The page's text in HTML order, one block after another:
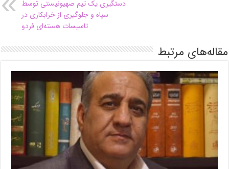
دستگیری یک تیم صهیونیستی توسط
سپاه و جلوگیری از خرابکاری در
تاسیسات هسته‌ای فردو
مقاله‌های مرتبط